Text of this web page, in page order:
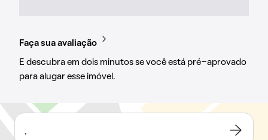
Faça sua avaliação
E descubra em dois minutos se você está pré-aprovado
para alugar esse imóvel.
,